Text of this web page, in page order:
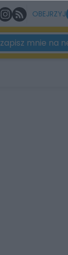
OBEJRZYJ
zapisz mnie na